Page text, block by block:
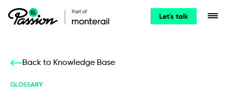
Let's talk
Back to Knowledge Base
GLOSSARY